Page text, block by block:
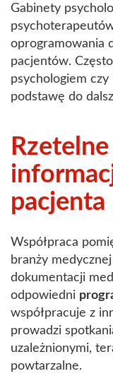
Gabinety
oprogramowania
pacjentów.
psychologiem
podstawę do
pacjenta
Współpraca
branży
dokumentacji
odpowiedni
współpracuje z
prowadzi
uzależnionymi,
powtarzalne.